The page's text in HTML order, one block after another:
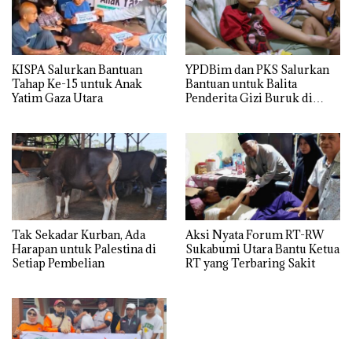
KISPA Salurkan Bantuan
Tahap Ke-15 untuk Anak
Yatim Gaza Utara
YPDBim dan PKS Salurkan
Bantuan untuk Balita
Penderita Gizi Buruk di
Tak Sekadar Kurban, Ada
Harapan untuk Palestina di
Setiap Pembelian
Aksi Nyata Forum RT-RW
Sukabumi Utara Bantu Ketua
RT yang Terbaring Sakit